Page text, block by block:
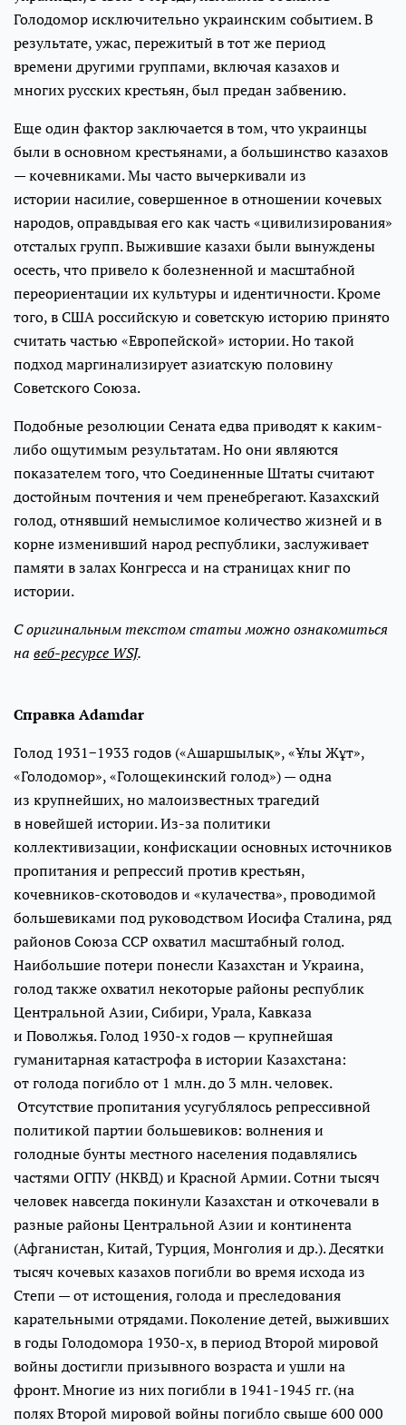
Голодомор исключительно украинским событием. В
результате, ужас, пережитый в тот же период
времени другими группами, включая казахов и
многих русских крестьян, был предан забвению.
Еще один фактор заключается в том, что украинцы
были в основном крестьянами, а большинство казахов
— кочевниками. Мы часто вычеркивали из
истории насилие, совершенное в отношении кочевых
народов, оправдывая его как часть «цивилизирования»
отсталых групп. Выжившие казахи были вынуждены
осесть, что привело к болезненной и масштабной
переориентации их культуры и идентичности. Кроме
того, в США российскую и советскую историю принято
считать частью «Европейской» истории. Но такой
подход маргинализирует азиатскую половину
Советского Союза.
Подобные резолюции Сената едва приводят к каким-
либо ощутимым результатам. Но они являются
показателем того, что Соединенные Штаты считают
достойным почтения и чем пренебрегают. Казахский
голод, отнявший немыслимое количество жизней и в
корне изменивший народ республики, заслуживает
памяти в залах Конгресса и на страницах книг по
истории.
С оригинальным текстом статьи можно ознакомиться
на веб-ресурсе WSJ.
Справка Adamdar
Голод 1931−1933 годов («Ашаршылық», «Ұлы Жұт»,
«Голодомор», «Голощекинский голод») — одна
из крупнейших, но малоизвестных трагедий
в новейшей истории. Из-за политики
коллективизации, конфискации основных источников
пропитания и репрессий против крестьян,
кочевников-скотоводов и «кулачества», проводимой
большевиками под руководством Иосифа Сталина, ряд
районов Союза ССР охватил масштабный голод.
Наибольшие потери понесли Казахстан и Украина,
голод также охватил некоторые районы республик
Центральной Азии, Сибири, Урала, Кавказа
и Поволжья. Голод 1930-х годов — крупнейшая
гуманитарная катастрофа в истории Казахстана:
от голода погибло от 1 млн. до 3 млн. человек.
Отсутствие пропитания усугублялось репрессивной
политикой партии большевиков: волнения и
голодные бунты местного населения подавлялись
частями ОГПУ (НКВД) и Красной Армии. Сотни тысяч
человек навсегда покинули Казахстан и откочевали в
разные районы Центральной Азии и континента
(Афганистан, Китай, Турция, Монголия и др.). Десятки
тысяч кочевых казахов погибли во время исхода из
Степи — от истощения, голода и преследования
карательными отрядами. Поколение детей, выживших
в годы Голодомора 1930-х, в период Второй мировой
войны достигли призывного возраста и ушли на
фронт. Многие из них погибли в 1941-1945 гг. (на
полях Второй мировой войны погибло свыше 600 000